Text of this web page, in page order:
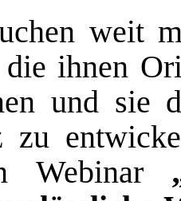
weit
die ihnen
und sie
zu
Webinar